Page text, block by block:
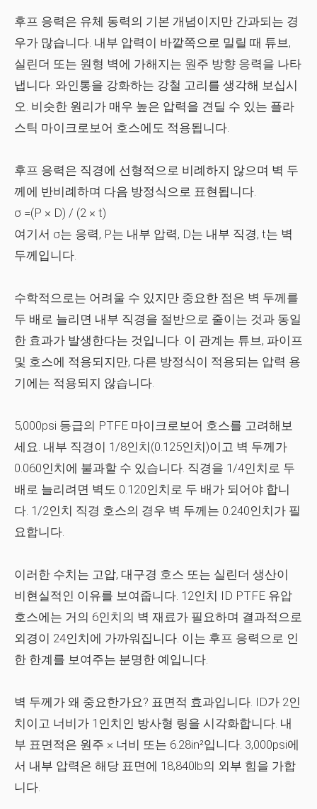
후프 응력은 유체 동력의 기본 개념이지만 간과되는 경
우가 많습니다. 내부 압력이 바깥쪽으로 밀릴 때 튜브,
실린더 또는 원형 벽에 가해지는 원주 방향 응력을 나타
냅니다. 와인통을 강화하는 강철 고리를 생각해 보십시
오. 비슷한 원리가 매우 높은 압력을 견딜 수 있는 플라
스틱 마이크로보어 호스에도 적용됩니다.
후프 응력은 직경에 선형적으로 비례하지 않으며 벽 두
께에 반비례하며 다음 방정식으로 표현됩니다.
σ =(P × D) / (2 × t)
여기서 σ는 응력, P는 내부 압력, D는 내부 직경, t는 벽
두께입니다.
수학적으로는 어려울 수 있지만 중요한 점은 벽 두께를
두 배로 늘리면 내부 직경을 절반으로 줄이는 것과 동일
한 효과가 발생한다는 것입니다. 이 관계는 튜브, 파이프
및 호스에 적용되지만, 다른 방정식이 적용되는 압력 용
기에는 적용되지 않습니다.
5,000psi 등급의 PTFE 마이크로보어 호스를 고려해보
세요. 내부 직경이 1/8인치(0.125인치)이고 벽 두께가
0.060인치에 불과할 수 있습니다. 직경을 1/4인치로 두
배로 늘리려면 벽도 0.120인치로 두 배가 되어야 합니
다. 1/2인치 직경 호스의 경우 벽 두께는 0.240인치가 필
요합니다.
이러한 수치는 고압, 대구경 호스 또는 실린더 생산이
비현실적인 이유를 보여줍니다. 12인치 ID PTFE 유압
호스에는 거의 6인치의 벽 재료가 필요하며 결과적으로
외경이 24인치에 가까워집니다. 이는 후프 응력으로 인
한 한계를 보여주는 분명한 예입니다.
벽 두께가 왜 중요한가요? 표면적 효과입니다. ID가 2인
치이고 너비가 1인치인 방사형 링을 시각화합니다. 내
부 표면적은 원주 × 너비 또는 6.28in²입니다. 3,000psi에
서 내부 압력은 해당 표면에 18,840lb의 외부 힘을 가합
니다.